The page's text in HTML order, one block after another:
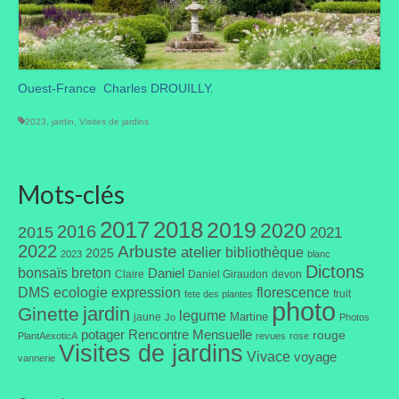
Ouest-France Charles DROUILLY.
2023 jardin Visites de jardins
Mots-clés
2015 2016 201720182019 2020 2021
2022 2023 2025 Arbuste atelier bibliothèque blanc
bonsaïs breton Claire Daniel Daniel Giraudon devon Dictons
DMS ecologie expression fete des plantes florescence fruit
Ginette jardin jaune Jo legume Martine photo Photos
PlantAexoticA potager Rencontre Mensuelle revues rose rouge
vannerie Visites de jardins Vivace voyage